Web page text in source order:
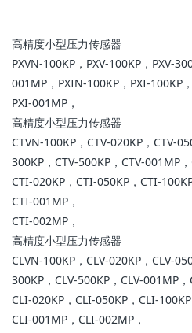
高精度小型压力传感器
PXVN-100KP，PXV-100KP，PXV-
001MP，PXIN-100KP，PXI-100KP
PXI-001MP，
高精度小型压力传感器
CTVN-100KP，CTV-020KP，CTV-
300KP，CTV-500KP，CTV-001MP
CTI-020KP，CTI-050KP，CTI-
CTI-001MP，
CTI-002MP，
高精度小型压力传感器
CLVN-100KP，CLV-020KP，CLV-
300KP，CLV-500KP，CLV-001MP
CLI-020KP，CLI-050KP，CLI-
CLI-001MP，CLI-002MP，